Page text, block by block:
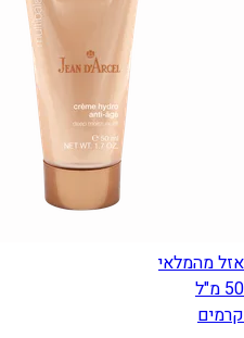
אזל מהמלאי
50 מ"ל
קרמים